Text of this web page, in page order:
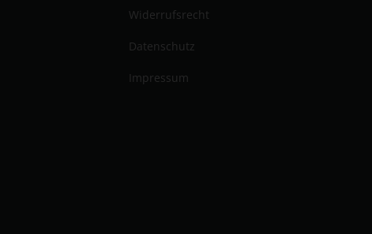
Widerrufsrecht
Datenschutz
Impressum